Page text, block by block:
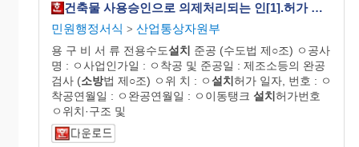
건축물 사용승인으로 의제처리되는 인[1].허가 명세서
민원행정서식 > 산업통상자원부
용 구 비 서 류 전용수도설치 준공 (수도법 제○조) ㅇ공사
명 : ㅇ사업인가일 : ㅇ착공 및 준공일 : 제조소등의 완공
검사 (소방법 제○조) ㅇ위 치 : ㅇ설치허가 일자, 번호 : ㅇ
착공연월일 : ㅇ완공연월일 : ㅇ이동탱크 설치허가번호
ㅇ위치·구조 및